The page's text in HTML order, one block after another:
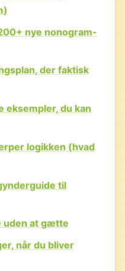
nye nonogram-
der faktisk
eksempler, du kan
logikken (hvad
til
uden at gætte
når du bliver